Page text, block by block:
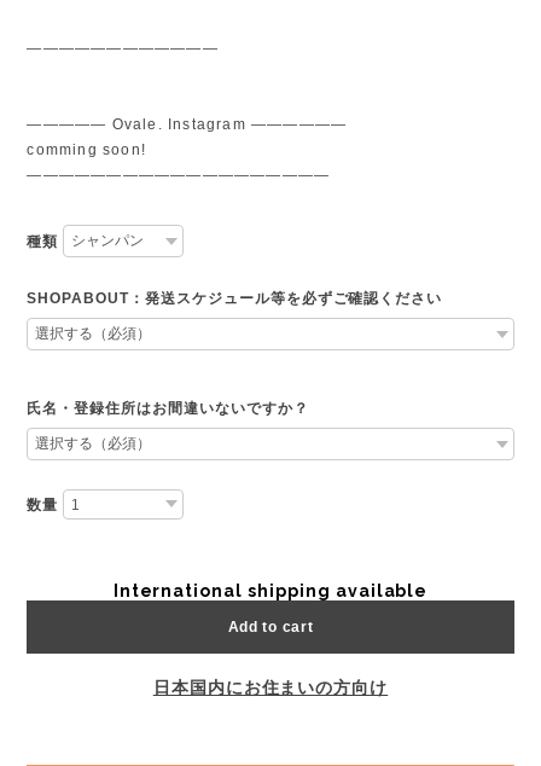
————————————
————— Ovale. Instagram ——————
comming soon!
———————————————————
種類
SHOPABOUT：発送スケジュール等を必ずご確認ください
氏名・登録住所はお間違いないですか？
数量
International shipping available
Add to cart
日本国内にお住まいの方向け